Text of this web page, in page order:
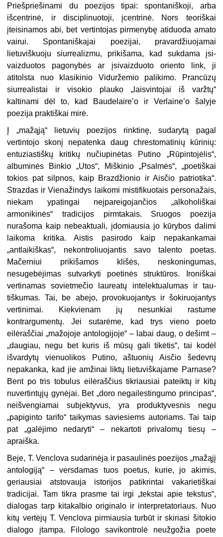
Priešpriešinami du poezijos tipai: spontaniškoji, arba
išcentrinė, ir disciplinuotoji, įcentrinė. Nors teoriškai
įteisinamos abi, bet vertintojas pirmenybę atiduoda amato
vairui. Spontaniškajai poezijai, pravar­džiuojamai
lietuviškuoju siurrealizmu, prikišama, kad sukdama įsi­
vaizduotos pagonybės ar įsivaizduoto oriento link, ji
atitolsta nuo klasikinio Viduržemio palikimo. Prancūzų
siurrealistai ir visokio plauko „laisvintojai iš varžtų“
kaltinami dėl to, kad Baudelaire’o ir Verlaine’o šalyje
poezija praktiškai mirė.
Į „mažąją“ lietuvių poezijos rinktinę, sudarytą pagal
vertintojo skonį nepatenka daug chrestomatinių kūrinių:
entuziastiškų kritikų nučiu­pinėtas Putino „Rūpintojėlis“,
albuminės Binkio „Utos“, Miškinio „Psalmės“, „poetiškai
tokios pat silpnos, kaip Brazdžionio ir Aisčio patriotika“.
Strazdas ir Vienažindys laikomi mistifikuotais personažais,
niekam ypatingai neįpareigojančios „alkoholiškai
armonikinės“ tradici­jos pirmtakais. Sruogos poezija
nurašoma kaip nebeaktuali, įdomiausia jo kūrybos dalimi
laikoma kritika. Aistis pasirodo kaip nepakankamai
„antlaikiškas“, nekontroliuojantis savo talento poetas.
Mačerniui priki­šamos klišės, neskoningumas,
nesugebėjimas sutvarkyti poetinės struk­tūros. Ironiškai
vertinamas sovietmečio laureatų intelektualumas ir tau­
tiškumas. Tai, be abejo, provokuojantys ir šokiruojantys
vertinimai. Kiekvienam jų nesunkiai rastume
kontrargumentų. Jei sutarėme, kad trys vieno poeto
eilėraščiai „mažojoje antologijoje“ – labai daug, o dešimt –
„daugiau, negu bet kuris iš mūsų gali tikėtis“, tai kodėl
išvardytų vie­nuolikos Putino, aštuonių Aisčio šedevrų
nepakanka, kad jie amžinai liktų lietuviškajame Parnase?
Bent po tris tobulus eilėraščius tikriausiai pateiktų ir kitų
nuvertintųjų gynėjai. Bet „doro negailestingumo princi­pas“,
neišvengiamai subjektyvus, yra produktyvesnis negu
„papiginto tarifo“ taikymas saviesiems autoriams. Tai taip
pat „galėjimo nedaryti“ – nekartoti privalomų tiesų –
apraiška.
Beje, T. Venclova sudarinėja ir pasaulinės poezijos „mažąjį
antologiją“ – versdamas tuos poetus, kurie, jo akimis,
geriausiai atsto­vauja istorijos patikrintai vakarietiškai
tradicijai. Tam tikra prasme tai irgi „tekstai apie tekstus“,
dialogas tarp kitakalbio originalo ir interpretatoriaus. Nuo
kitų vertėjų T. Venclova pirmiausia turbūt ir skiriasi šitokio
dialogo įtampa. Filologo savikontrolė neužgožia poete